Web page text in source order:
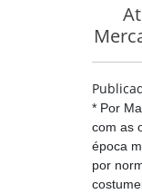
* Por
com as
época
por